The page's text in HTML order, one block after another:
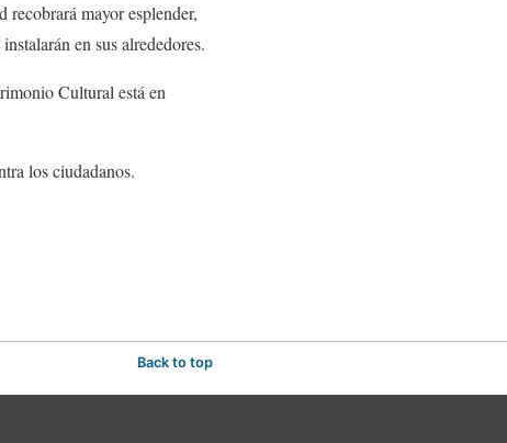
mayor esplender,
en sus alrededores.
Cultural está en
los ciudadanos.
Back to top